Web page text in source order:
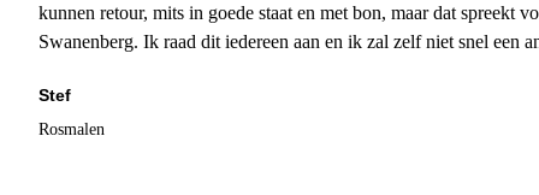
kunnen retour, mits in goede staat en met bon, maar dat spreekt
Swanenberg. Ik raad dit iedereen aan en ik zal zelf niet snel een
Stef
Rosmalen